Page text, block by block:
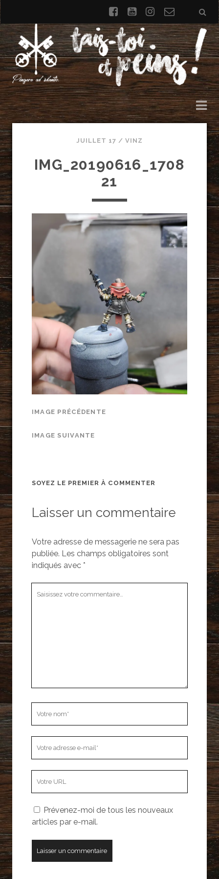
facebookyoutubeinstagram
de
contact
JUILLET 17 /VINZ
IMG_20190616_1708
21
IMAGE PRÉCÉDENTE
IMAGE SUIVANTE
SOYEZ LE PREMIER À COMMENTER
Laisser un commentaire
Votre adresse de messagerie ne sera pas
publiée. Les champs obligatoires sont
indiqués avec *
mail
votre
site
Prévenez-moi de tous les nouveaux
articles par e-mail.